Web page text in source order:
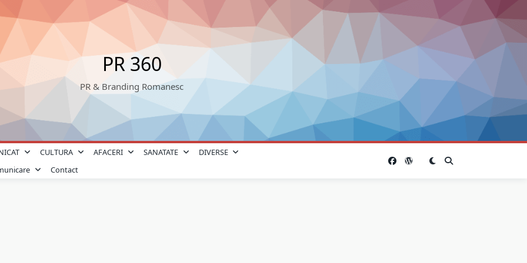
PR 360
PR & Branding Romanesc
CULTURA AFACERI SANATATE
DIVERSE
Contact